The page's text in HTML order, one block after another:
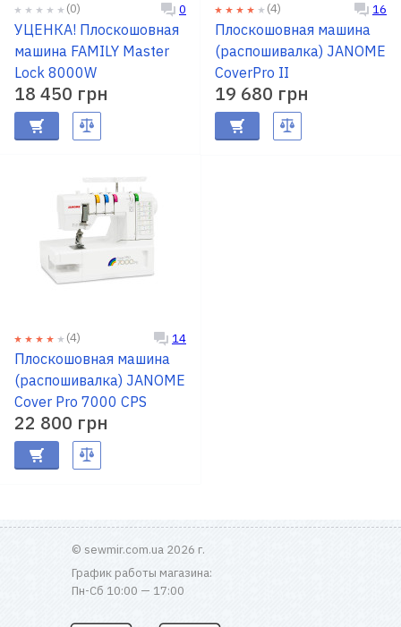
(0) 0
УЦЕНКА! Плоскошовная
машина FAMILY Master
Lock 8000W
18 450 грн
(4) 16
Плоскошовная машина
(распошивалка) JANOME
CoverPro II
19 680 грн
(4) 14
Плоскошовная машина
(распошивалка) JANOME
Cover Pro 7000 CPS
22 800 грн
© sewmir.com.ua 2026 г.
График работы магазина:
Пн-Сб 10:00 — 17:00